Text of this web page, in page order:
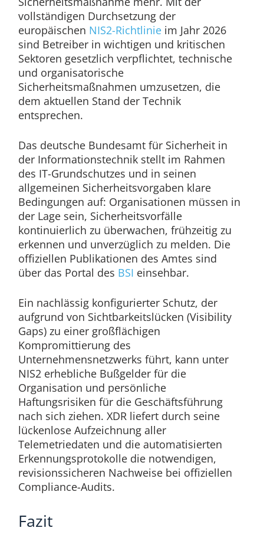
vollständigen Durchsetzung der
europäischen NIS2-Richtlinieim Jahr 2026
sind Betreiber in wichtigen und kritischen
Sektoren gesetzlich verpflichtet, technische
und organisatorische
Sicherheitsmaßnahmen umzusetzen, die
dem aktuellen Stand der Technik
entsprechen.
Das deutsche Bundesamt für Sicherheit in
der Informationstechnik stellt im Rahmen
des IT-Grundschutzes und in seinen
allgemeinen Sicherheitsvorgaben klare
Bedingungen auf: Organisationen müssen in
der Lage sein, Sicherheitsvorfälle
kontinuierlich zu überwachen, frühzeitig zu
erkennen und unverzüglich zu melden. Die
offiziellen Publikationen des Amtes sind
über das Portal des BSI einsehbar.
Ein nachlässig konfigurierter Schutz, der
aufgrund von Sichtbarkeitslücken (Visibility
Gaps) zu einer großflächigen
Kompromittierung des
Unternehmensnetzwerks führt, kann unter
NIS2 erhebliche Bußgelder für die
Organisation und persönliche
Haftungsrisiken für die Geschäftsführung
nach sich ziehen. XDR liefert durch seine
lückenlose Aufzeichnung aller
Telemetriedaten und die automatisierten
Erkennungsprotokolle die notwendigen,
revisionssicheren Nachweise bei offiziellen
Compliance-Audits.
Fazit